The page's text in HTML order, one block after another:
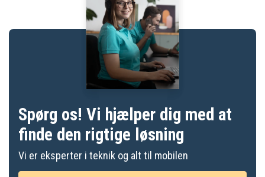
Spørg os! Vi hjælper dig med at
finde den rigtige løsning
Vi er eksperter i teknik og alt til mobilen